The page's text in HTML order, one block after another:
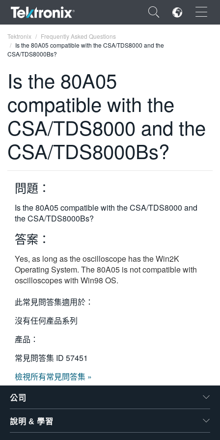
×
FRANÇAIS
DEUTSCH
VIỆT NAM
简体中文
日本語
한국어
Tektronix
Frequently Asked Questions
Is the 80A05 compatible with the CSA/TDS8000 and the
CSA/TDS8000Bs?
Is the 80A05
compatible with the
CSA/TDS8000 and the
CSA/TDS8000Bs?
問題：
Is the 80A05 compatible with the CSA/TDS8000 and
the CSA/TDS8000Bs?
答案：
Yes, as long as the oscilloscope has the Win2K
Operating System. The 80A05 is not compatible with
oscilloscopes with Win98 OS.
此常見問答集適用於：
沒有任何產品系列
產品：
常見問答集 ID 57451
檢視所有常見問答集 »
公司
說明 & 學習